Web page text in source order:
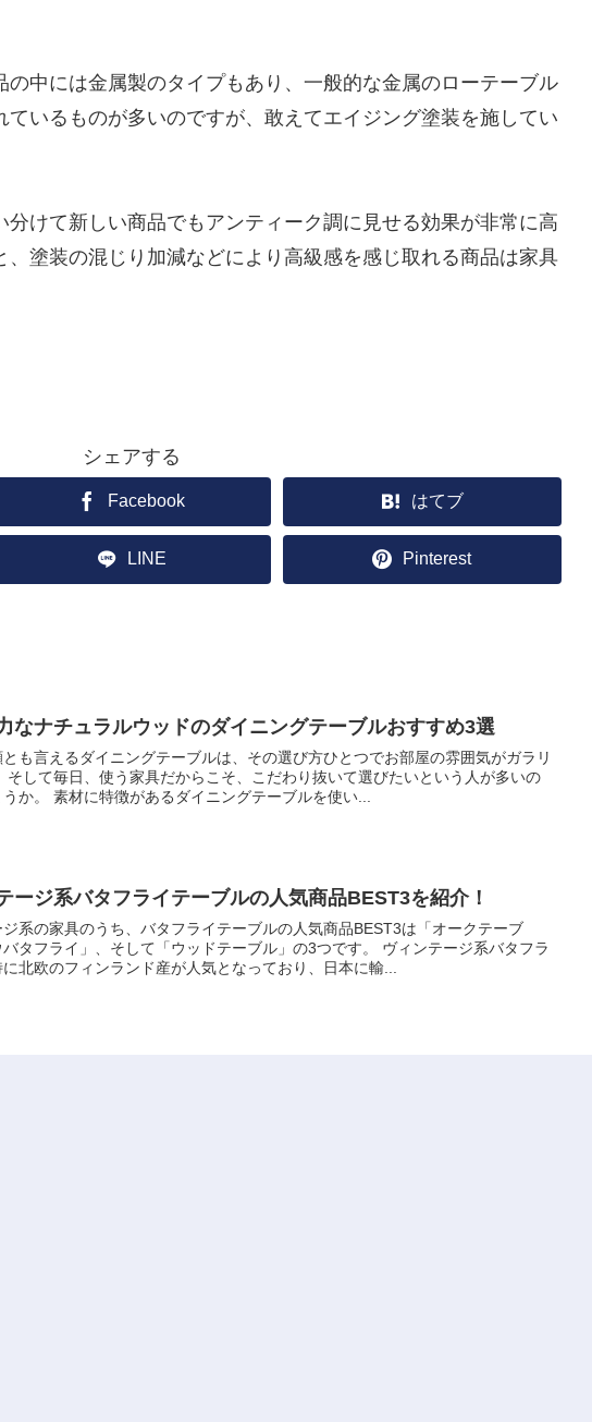
中には金属製のタイプもあり、一般的な金属のローテーブル
いるものが多いのですが、敢えてエイジング塗装を施してい
けて新しい商品でもアンティーク調に見せる効果が非常に高
塗装の混じり加減などにより高級感を感じ取れる商品は家具
シェアする
Facebook はてブ
LINE Pinterest
なナチュラルウッドのダイニングテーブルおすすめ3選
も言えるダイニングテーブルは、その選び方ひとつでお部屋の雰囲気がガラリ
そして毎日、使う家具だからこそ、こだわり抜いて選びたいという人が多いの
か。 素材に特徴があるダイニングテーブルを使い...
ージ系バタフライテーブルの人気商品BEST3を紹介！
系の家具のうち、バタフライテーブルの人気商品BEST3は「オークテーブ
タフライ」、そして「ウッドテーブル」の3つです。 ヴィンテージ系バタフラ
北欧のフィンランド産が人気となっており、日本に輸...